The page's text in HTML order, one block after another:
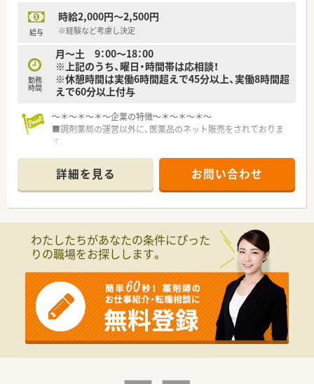
給与
時給2,000円～2,500円
※経験など考慮し決定
勤務
時間
月～土 9：00～18：00
※上記のうち、曜日・時間帯は応相談！
※休憩時間は実働6時間超えで45分以上、実働8時間超
えで60分以上付与
～＊～＊～＊～企業の特徴～＊～＊～＊～
■調剤薬局の運営以外に、医薬品のネット販売をされておりま
す。
■患者さまの目線に立った薬局を創りあげることを理念に
地域に根ざしたかかりるけ薬局への推進に取り組んでおりま
す。
詳細を見る お問い合わせ
わたしたちがあなたの条件にぴった
りの職場をお探しします。